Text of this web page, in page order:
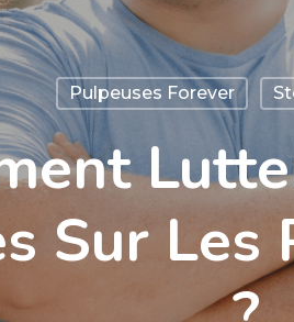
Pulpeuses Forever
Sur Les